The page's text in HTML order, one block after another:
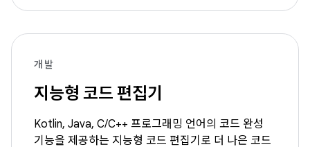
개발
지능형 코드 편집기
Kotlin, Java, C/C++ 프로그래밍 언어의 코드 완성
기능을 제공하는 지능형 코드 편집기로 더 나은 코드